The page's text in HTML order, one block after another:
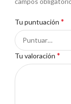
Tu puntuación *
Tu valoración *